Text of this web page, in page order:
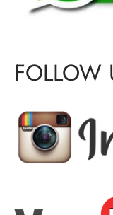
FOLLOW